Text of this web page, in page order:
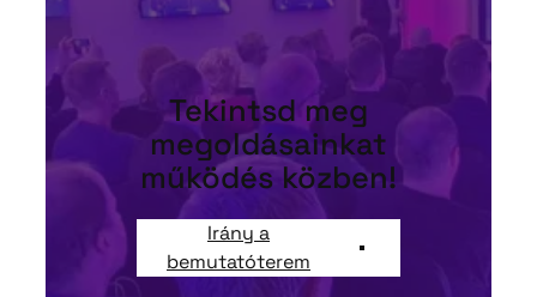
Tekintsd meg
megoldásainkat
működés közben!
Irány a
bemutatóterem